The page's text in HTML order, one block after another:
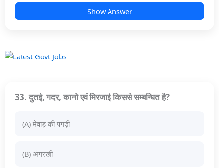
Show Answer
33. दुतई, गदर, कानो एवं मिरजाई किससे सम्बन्धित है?
(A) मेवाड़ की पगड़ी
(B) अंगरखी